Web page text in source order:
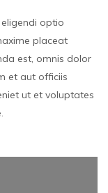
optio
placeat
est, omnis dolor
et aut officiis
ut et voluptates